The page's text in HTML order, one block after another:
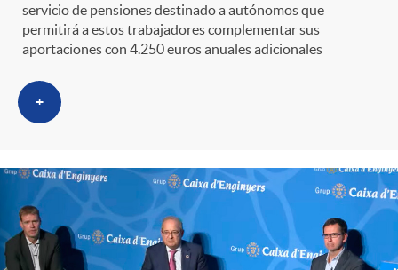
servicio de pensiones destinado a autónomos que
permitirá a estos trabajadores complementar sus
aportaciones con 4.250 euros anuales adicionales
+